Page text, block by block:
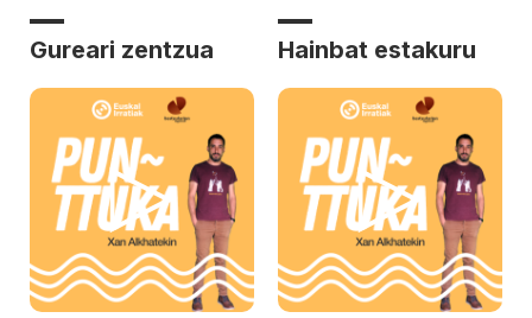
Gureari zentzua Hainbat estakuru